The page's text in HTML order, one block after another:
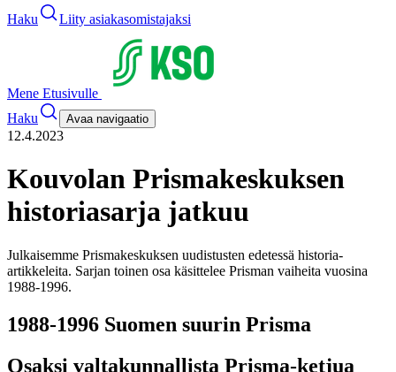
Haku Liity asiakasomistajaksi
Mene Etusivulle
Haku
Avaa navigaatio
12.4.2023
Kouvolan Prismakeskuksen
historiasarja jatkuu
Julkaisemme Prismakeskuksen uudistusten edetessä historia-
artikkeleita. Sarjan toinen osa käsittelee Prisman vaiheita vuosina
1988-1996.
1988-1996 Suomen suurin Prisma
Osaksi valtakunnallista Prisma-ketjua